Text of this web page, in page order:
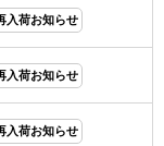
入荷お知らせ
入荷お知らせ
入荷お知らせ